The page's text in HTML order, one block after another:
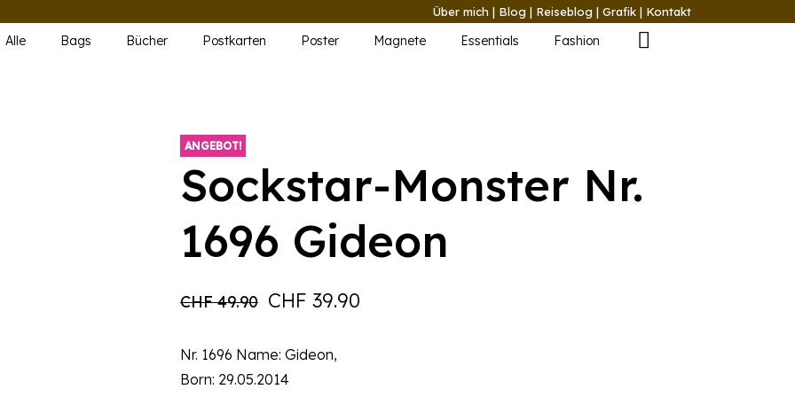
Über mich | Blog | Reiseblog | Grafik | Kontakt
Alle Bags Bücher Postkarten Poster Magnete Essentials Fashion
ANGEBOT!
Sockstar-Monster Nr.
1696 Gideon
CHF49.90 Ursprünglicher
war:
CHF 49.90
CHF 39.90
Nr. 1696 Name: Gideon,
Born: 29.05.2014